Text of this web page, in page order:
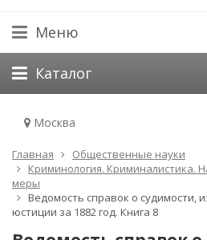
Меню
Каталог
Москва
Главная
Общественные науки
Криминология. Криминалистика.
меры
Ведомость справок о судимости,
юстиции за 1882 год. Книга 8